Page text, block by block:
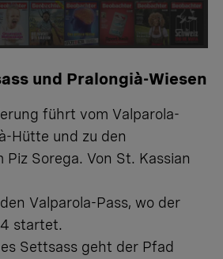
und Pralongià-Wiesen
führt vom Valparola-
Hütte und zu den
Piz Sorega. Von St. Kassian
Valparola-Pass, wo der
startet.
Settsass geht der Pfad